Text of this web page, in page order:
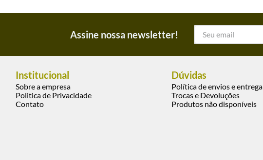
Assine nossa newsletter!
Institucional
Sobre a empresa
Politica de Privacidade
Contato
Dúvidas
Política de envios e entrega
Trocas e Devoluções
Produtos não disponíveis